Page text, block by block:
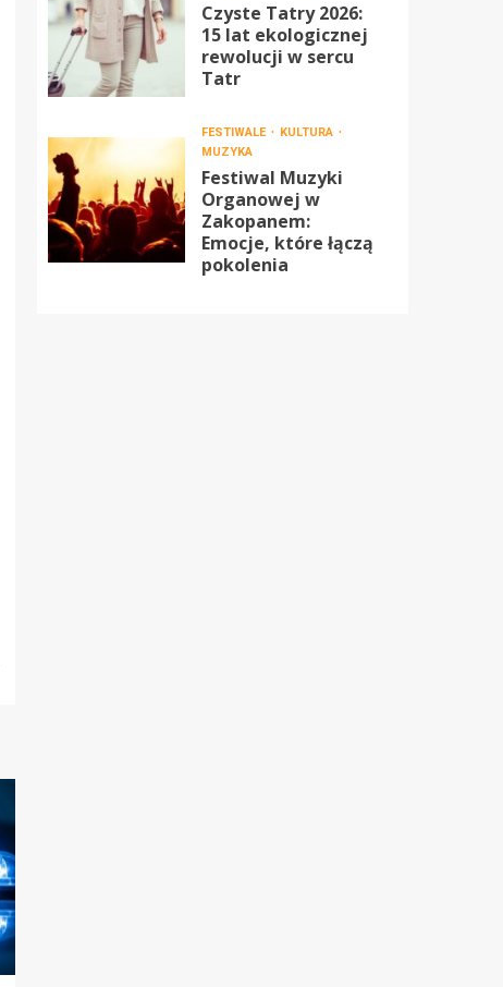
Czyste Tatry 2026:
15 lat ekologicznej
rewolucji w sercu
Tatr
FESTIWALE
KULTURA
MUZYKA
Festiwal Muzyki
Organowej w
Zakopanem:
Emocje, które łączą
pokolenia